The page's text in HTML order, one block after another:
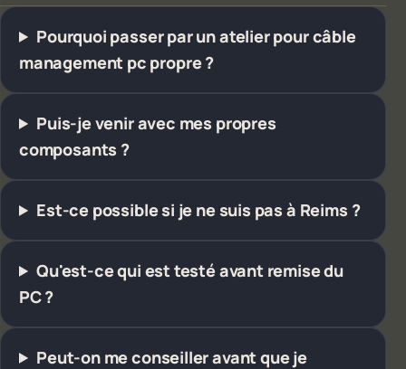
Pourquoi passer par un atelier pour câble
management pc propre ?
Puis-je venir avec mes propres
composants ?
Est-ce possible si je ne suis pas à Reims ?
Qu'est-ce qui est testé avant remise du
PC ?
Peut-on me conseiller avant que je